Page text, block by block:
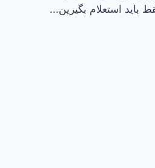
باید استعلام بگیرین...